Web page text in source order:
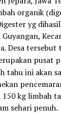
organik
yg
Desa tersebut
pusat
tahu ini akan
kg limbah
sehari penuh.